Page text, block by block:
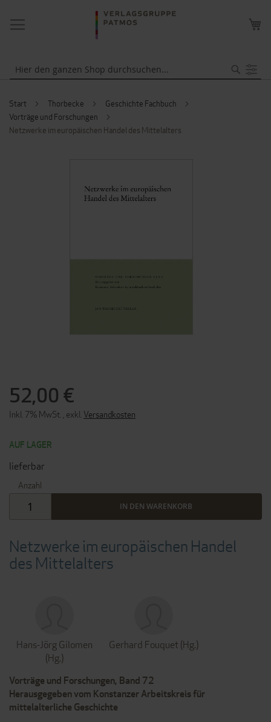
NAVIGATION
UMSCHALTEN
Start Thorbecke
Geschichte Fachbuch
Vorträge und Forschungen
Netzwerke im europäischen Handel des Mittelalters
Netzwerke im europäischen Handel
des Mittelalters
Hans-Jörg Gilomen
(Hg.)
Gerhard Fouquet (Hg.)
Vorträge und Forschungen, Band 72
Herausgegeben vom Konstanzer Arbeitskreis für
mittelalterliche Geschichte
52,00 €
Inkl. 7% MwSt. exkl. Versandkosten
AUF LAGER
lieferbar
Anzahl
IN DEN WARENKORB
BILDERGALERIE
SPRINGEN